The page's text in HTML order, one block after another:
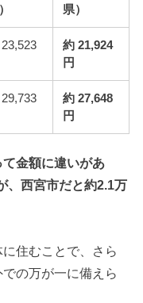
県）
約 21,924
円
約 27,648
円
金額に違いがあ
、西宮市だと約2.1万
住むことで、さら
の万が一に備えら